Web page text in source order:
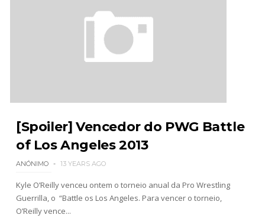
[Spoiler] Vencedor do PWG Battle
of Los Angeles 2013
ANÓNIMO 13 YEARS AGO
Kyle O’Reilly venceu ontem o torneio anual da Pro Wrestling
Guerrilla, o “Battle os Los Angeles. Para vencer o torneio,
O’Reilly vence...